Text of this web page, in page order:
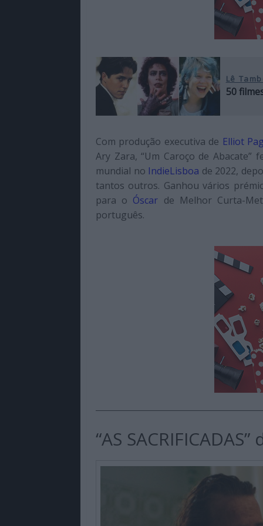
Lê
50
Com produção executiva de Elliot
Ary Zara, “Um Caroço de Abacate”
mundial no IndieLisboa de 2022,
tantos outros. Ganhou vários
para o Óscar de Melhor Curta-
português.
“AS